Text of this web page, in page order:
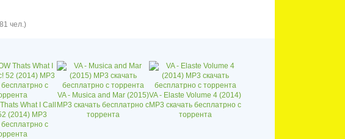
чел.)
What I Call
(2014) MP3
бесплатрно с
VA - Musica and Mar (2015)
MP3 скачать бесплатрно с
торрента
VA - Elaste Volume 4 (2014)
MP3 скачать бесплатрно с
торрента